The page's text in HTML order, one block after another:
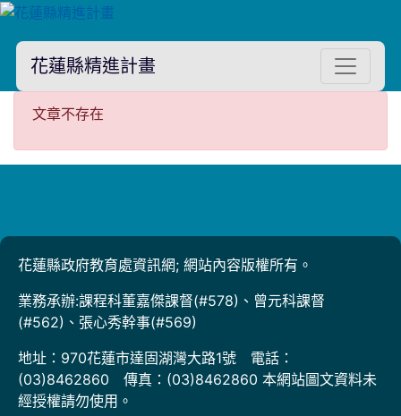
花蓮縣精進計畫
文章不存在
文章不存在
花蓮縣政府教育處資訊網; 網站內容版權所有。
業務承辦:課程科董嘉傑課督(#578)、曾元科課督
(#562)、張心秀幹事(#569)
地址：970花蓮市達固湖灣大路1號 電話：
(03)8462860 傳真：(03)8462860 本網站圖文資料未
經授權請勿使用。